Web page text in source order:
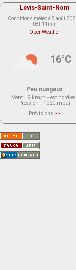
Lévis-Saint-Nom
Conditions météo à 8 août
08h11min
OpenWeather
16°C
Peu nuageux
Vent : 9 km/h - est nord-
Pression : 1020 mbar
Prévisions >>
actuellement aucune prévision
Saint-Nom.
Veuillez consulter le message du
service ci-dessous.
(401 - Invalid API key. Please see
https://openweathermap.org/